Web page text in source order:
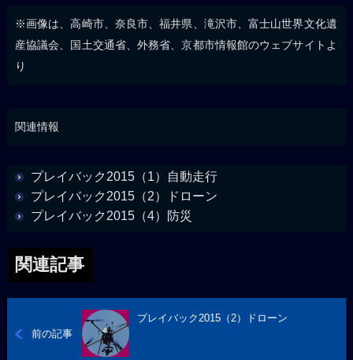
※画像は、高崎市、奈良市、福井県、滝沢市、富士山世界文化遺
産協議会、国土交通省、外務省、京都市情報館のウェブサイトよ
り
関連情報
プレイバック2015（1）自動走行
プレイバック2015（2）ドローン
プレイバック2015（4）防災
関連記事
前の記事
プレイバック2015（2）ドローン